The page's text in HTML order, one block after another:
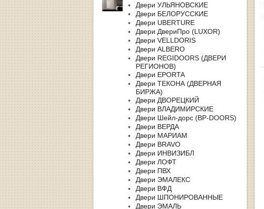
Двери УЛЬЯНОВСКИЕ
Двери БЕЛОРУССКИЕ
Двери UBERTURE
Двери ДвериПро (LUXOR)
Двери VELLDORIS
Двери ALBERO
Двери REGIDOORS (ДВЕРИ
РЕГИОНОВ)
Двери EPORTA
Двери ТЕКОНА (ДВЕРНАЯ
БИРЖА)
Двери ДВОРЕЦКИЙ
Двери ВЛАДИМИРСКИЕ
Двери Шейл-дорс (BP-DOORS)
Двери ВЕРДА
Двери МАРИАМ
Двери BRAVO
Двери ИНВИЗИБЛ
Двери ЛОФТ
Двери ПВХ
Двери ЭМАЛЕКС
Двери ВФД
Двери ШПОНИРОВАННЫЕ
Двери ЭМАЛЬ